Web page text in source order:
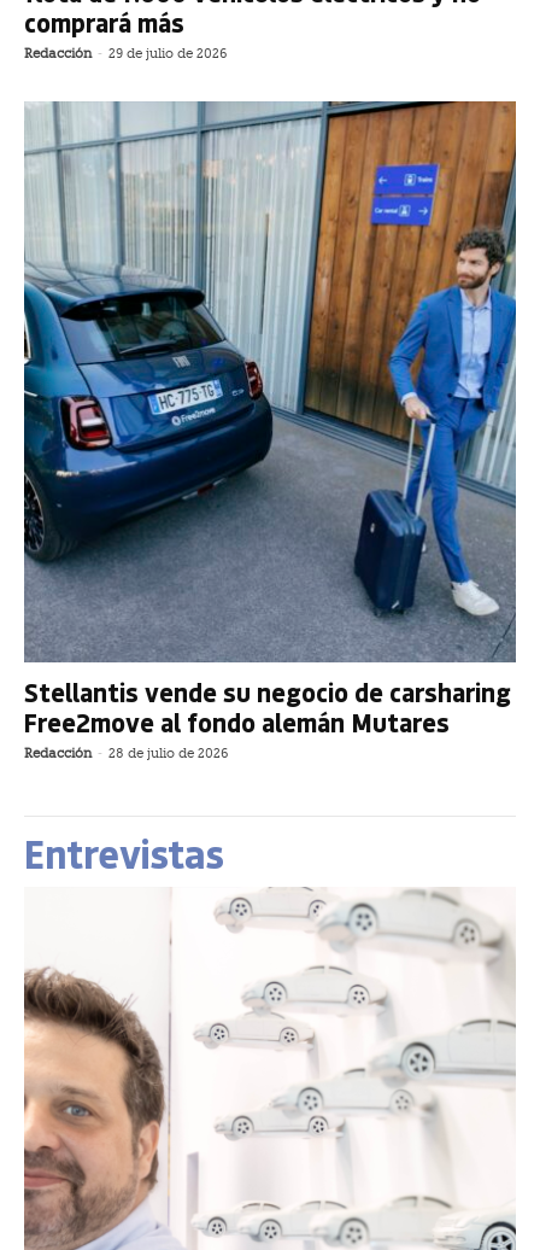
comprará más
Redacción - 29 de julio de 2026
Stellantis vende su negocio de carsharing
Free2move al fondo alemán Mutares
Redacción - 28 de julio de 2026
Entrevistas